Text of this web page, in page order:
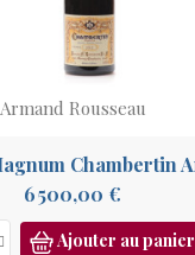
Armand Rousseau
6 500,00 €
Ajouter au panier